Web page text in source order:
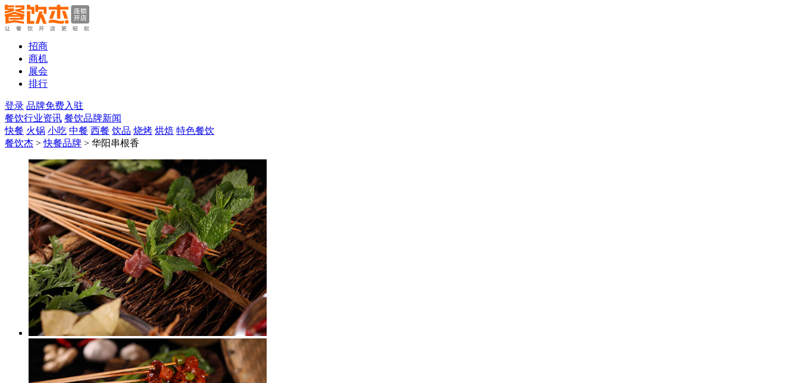
招商
商机
展会
排行
登录 品牌免费入驻
餐饮行业资讯 餐饮品牌新闻
快餐 火锅 小吃 中餐 西餐 饮品 烧烤 烘焙 特色餐饮
餐饮杰 >快餐品牌 > 华阳串根香